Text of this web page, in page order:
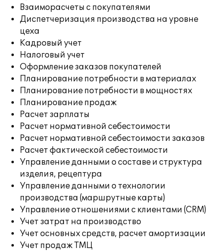
Взаиморасчеты с покупателями
Диспетчеризация производства на уровне
цеха
Кадровый учет
Налоговый учет
Оформление заказов покупателей
Планирование потребности в материалах
Планирование потребности в мощностях
Планирование продаж
Расчет зарплаты
Расчет нормативной себестоимости
Расчет нормативной себестоимости заказов
Расчет фактической себестоимости
Управление данными о составе и структура
изделия, рецептура
Управление данными о технологии
производства (маршрутные карты)
Управление отношениями с клиентами (CRM)
Учет затрат на производство
Учет основных средств, расчет амортизации
Учет продаж ТМЦ